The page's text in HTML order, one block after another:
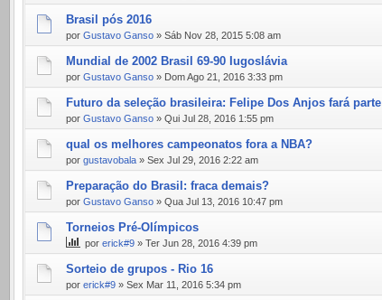
Brasil pós 2016
por Gustavo Ganso » Sáb Nov 28, 2015 5:08 am
Mundial de 2002 Brasil 69-90 Iugoslávia
por Gustavo Ganso » Dom Ago 21, 2016 3:33 pm
Futuro da seleção brasileira: Felipe Dos Anjos fará parte
por Gustavo Ganso » Qui Jul 28, 2016 1:55 pm
qual os melhores campeonatos fora a NBA?
por gustavobala » Sex Jul 29, 2016 2:22 am
Preparação do Brasil: fraca demais?
por Gustavo Ganso » Qua Jul 13, 2016 10:47 pm
Torneios Pré-Olímpicos
por erick#9 » Ter Jun 28, 2016 4:39 pm
Sorteio de grupos - Rio 16
por erick#9 » Sex Mar 11, 2016 5:34 pm